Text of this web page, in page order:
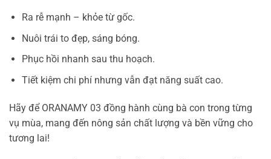
Ra rễ mạnh – khỏe từ gốc.
Nuôi trái to đẹp, sáng bóng.
Phục hồi nhanh sau thu hoạch.
Tiết kiệm chi phí nhưng vẫn đạt năng suất cao.
Hãy để ORANAMY 03 đồng hành cùng bà con trong từng
vụ mùa, mang đến nông sản chất lượng và bền vững cho
tương lai!